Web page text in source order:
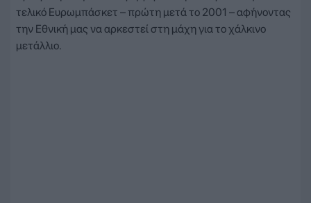
τελικό Ευρωμπάσκετ – πρώτη μετά το 2001 – αφήνοντας
την Εθνική μας να αρκεστεί στη μάχη για το χάλκινο
μετάλλιο.